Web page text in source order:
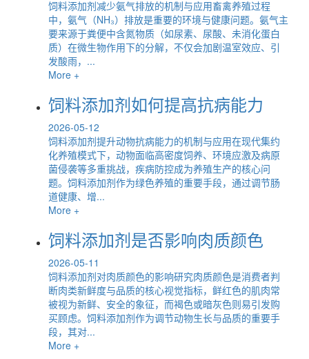
饲料添加剂减少氨气排放的机制与应用畜禽养殖过程
中，氨气（NH₃）排放是重要的环境与健康问题。氨气主
要来源于粪便中含氮物质（如尿素、尿酸、未消化蛋白
质）在微生物作用下的分解，不仅会加剧温室效应、引
发酸雨，...
More +
饲料添加剂如何提高抗病能力
2026-05-12
饲料添加剂提升动物抗病能力的机制与应用在现代集约
化养殖模式下，动物面临高密度饲养、环境应激及病原
菌侵袭等多重挑战，疾病防控成为养殖生产的核心问
题。饲料添加剂作为绿色养殖的重要手段，通过调节肠
道健康、增...
More +
饲料添加剂是否影响肉质颜色
2026-05-11
饲料添加剂对肉质颜色的影响研究肉质颜色是消费者判
断肉类新鲜度与品质的核心视觉指标，鲜红色的肌肉常
被视为新鲜、安全的象征，而褐色或暗灰色则易引发购
买顾虑。饲料添加剂作为调节动物生长与品质的重要手
段，其对...
More +